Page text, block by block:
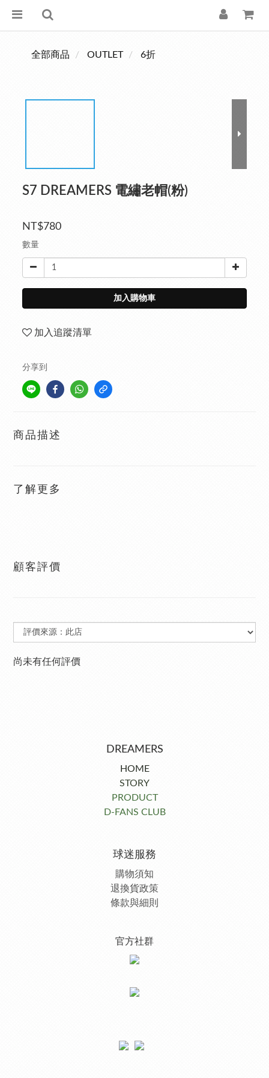
全部商品 OUTLET 6折
S7 DREAMERS 電繡老帽(粉)
NT$780
數量
加入購物車
加入追蹤清單
分享到
商品描述
了解更多
顧客評價
尚未有任何評價
DREAMERS
HOME
STORY
PRODUCT
D-FANS CLUB
球迷服務
購物須知
退換貨政策
條款與細則
官方社群